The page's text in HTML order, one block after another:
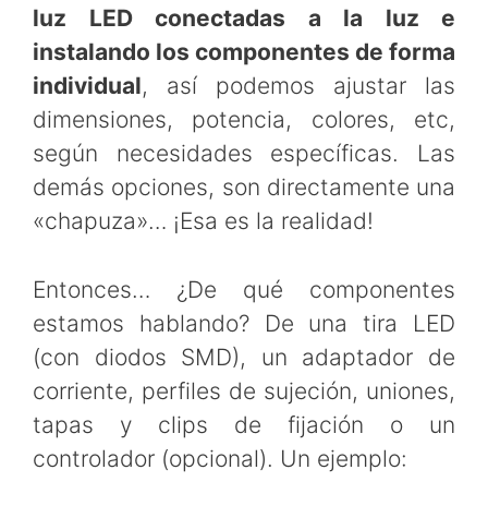
luz LED conectadas a la luz e
instalando los componentes de forma
individual, así podemos ajustar las
dimensiones, potencia, colores, etc,
según necesidades específicas. Las
demás opciones, son directamente una
«chapuza»… ¡Esa es la realidad!
Entonces… ¿De qué componentes
estamos hablando? De una tira LED
(con diodos SMD), un adaptador de
corriente, perfiles de sujeción, uniones,
tapas y clips de fijación o un
controlador (opcional). Un ejemplo: